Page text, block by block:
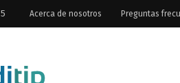
Acerca de nosotros Preguntas